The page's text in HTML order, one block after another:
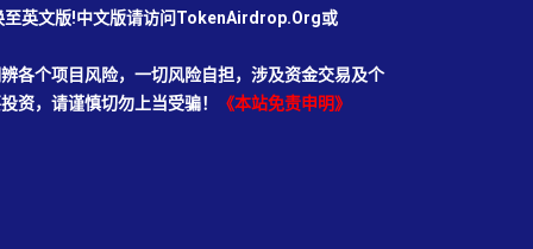
英文版!中文版请访问TokenAirdrop.Org或
各个项目风险，一切风险自担，涉及资金交易及个
资，请谨慎切勿上当受骗！
《本站免责申明》